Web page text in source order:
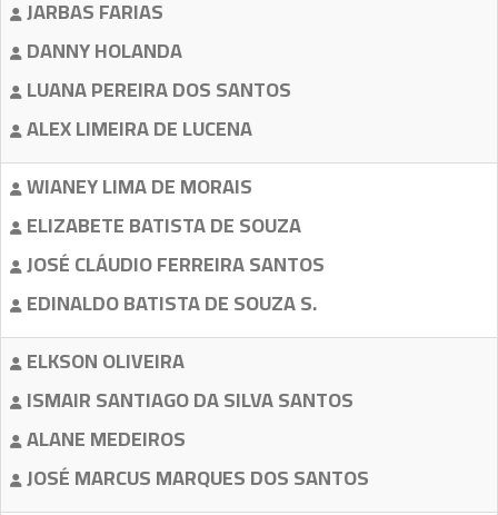
JARBAS FARIAS
DANNY HOLANDA
LUANA PEREIRA DOS SANTOS
ALEX LIMEIRA DE LUCENA
WIANEY LIMA DE MORAIS
ELIZABETE BATISTA DE SOUZA
JOSÉ CLÁUDIO FERREIRA SANTOS
EDINALDO BATISTA DE SOUZA S.
ELKSON OLIVEIRA
ISMAIR SANTIAGO DA SILVA SANTOS
ALANE MEDEIROS
JOSÉ MARCUS MARQUES DOS SANTOS